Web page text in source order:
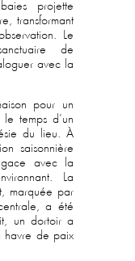
projette
transformant
Le
de
avec la
pour un
temps d’un
du lieu. À
saisonnière
avec la
La
marquée par
a été
un dortoir a
havre de paix